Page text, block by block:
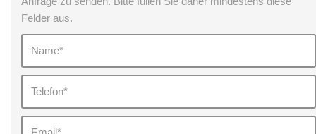
Felder aus.